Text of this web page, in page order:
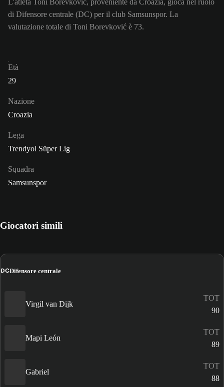
L'atleta Toni Borevković, proveniente da Croazia, gioca nel ruolo
di Difensore centrale (DC) per il club Samsunspor. La
valutazione totale di Toni Borevković è 73.
Età
29
Nazione
Croazia
Lega
Trendyol Süper Lig
Squadra
Samsunspor
Giocatori simili
DCDifensore centrale
Virgil van Dijk
TOT
90
Mapi León
TOT
89
Gabriel
TOT
88